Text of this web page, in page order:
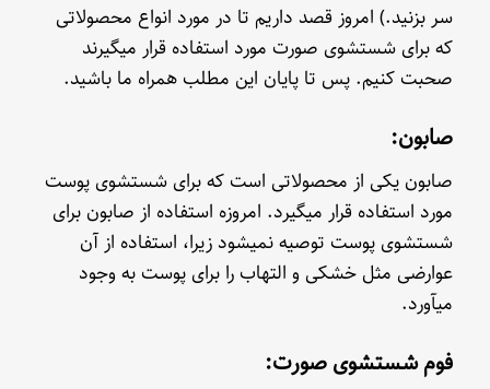
سر بزنید.) امروز قصد داریم تا در مورد انواع محصولاتی
که برای شستشوی صورت مورد استفاده قرار میگیرند
صحبت کنیم. پس تا پایان این مطلب همراه ما باشید.
صابون:
صابون یکی از محصولاتی است که برای شستشوی پوست
مورد استفاده قرار میگیرد. امروزه استفاده از صابون برای
شستشوی پوست توصیه نمیشود زیرا، استفاده از آن
عوارضی مثل خشکی و التهاب را برای پوست به وجود
میآورد.
فوم شستشوی صورت: